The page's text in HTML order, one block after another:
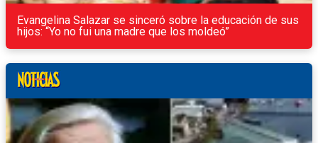
Evangelina Salazar se sinceró sobre la educación de sus
hijos: “Yo no fui una madre que los moldeó”